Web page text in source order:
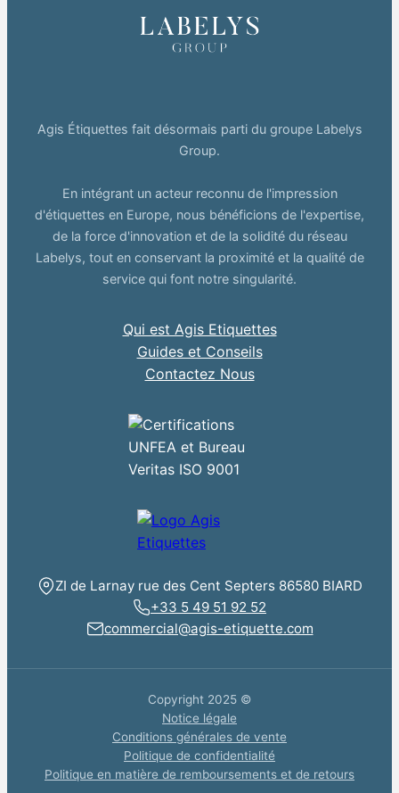
Agis Étiquettes fait désormais parti du groupe Labelys
Group.
En intégrant un acteur reconnu de l'impression
d'étiquettes en Europe, nous bénéficions de l'expertise,
de la force d'innovation et de la solidité du réseau
Labelys, tout en conservant la proximité et la qualité de
service qui font notre singularité.
Qui est Agis Etiquettes
Guides et Conseils
Contactez Nous
ZI de Larnay rue des Cent Septers 86580 BIARD
+33 5 49 51 92 52
commercial@agis-etiquette.com
Copyright 2025 ©
Notice légale
Conditions générales de vente
Politique de confidentialité
Politique en matière de remboursements et de retours